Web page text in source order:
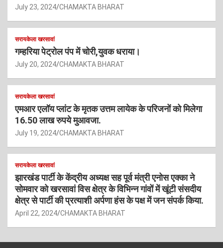
July 23, 2024 CHAMAKTA BHARAT
सरायकेला खरसावां
गम्हरिया पेट्रोल पंप में चोरी,युवक धराया।
July 20, 2024 CHAMAKTA BHARAT
सरायकेला खरसावां
एमआर एलॉय प्लांट के मृतक उत्तम लायेक के परिजनों को मिलेगा
16.50 लाख रुपये मुआवजा.
July 19, 2024 CHAMAKTA BHARAT
सरायकेला खरसावां
झारखंड पार्टी के केंद्रीय अध्यक्ष सह पूर्व मंत्री एनोस एक्का ने
सोमवार को खरसावां विस क्षेत्र के विभिन्न गांवों में खूंटी संसदीय
क्षेत्र से पार्टी की प्रत्याशी अर्पणा हंस के पक्ष में जन संपर्क किया.
April 22, 2024 CHAMAKTA BHARAT